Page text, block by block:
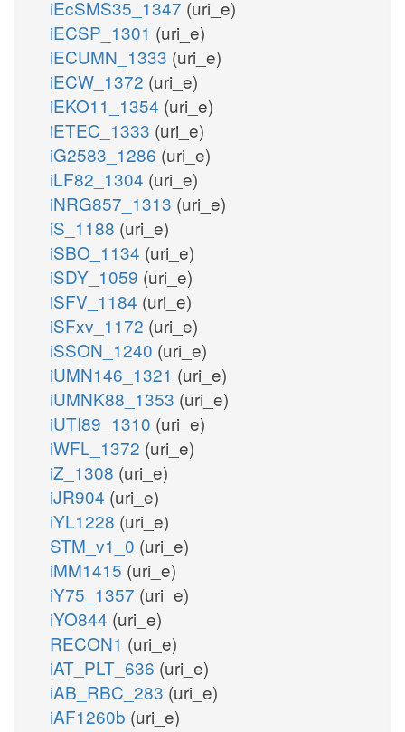
iEcSMS35_1347 (uri_e)
iECSP_1301 (uri_e)
iECUMN_1333 (uri_e)
iECW_1372 (uri_e)
iEKO11_1354 (uri_e)
iETEC_1333 (uri_e)
iG2583_1286 (uri_e)
iLF82_1304 (uri_e)
iNRG857_1313 (uri_e)
iS_1188 (uri_e)
iSBO_1134 (uri_e)
iSDY_1059 (uri_e)
iSFV_1184 (uri_e)
iSFxv_1172 (uri_e)
iSSON_1240 (uri_e)
iUMN146_1321 (uri_e)
iUMNK88_1353 (uri_e)
iUTI89_1310 (uri_e)
iWFL_1372 (uri_e)
iZ_1308 (uri_e)
iJR904 (uri_e)
iYL1228 (uri_e)
STM_v1_0 (uri_e)
iMM1415 (uri_e)
iY75_1357 (uri_e)
iYO844 (uri_e)
RECON1 (uri_e)
iAT_PLT_636 (uri_e)
iAB_RBC_283 (uri_e)
iAF1260b (uri_e)